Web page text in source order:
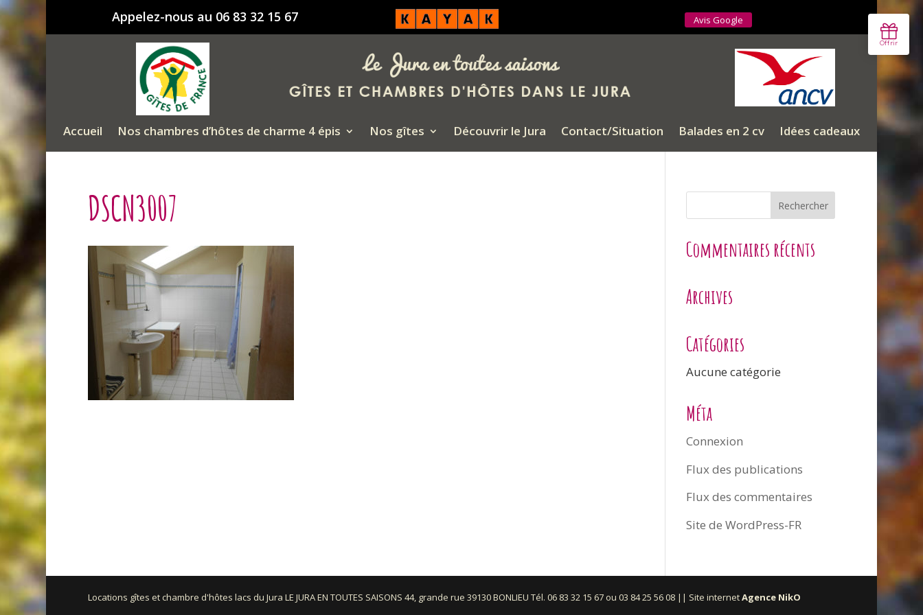
Appelez-nous au 06 83 32 15 67 Avis Google
Accueil Nos chambres d’hôtes de charme 4 épis Nos gîtes Découvrir le Jura Contact/Situation Balades en 2 cv Idées cadeaux
DSCN3007
Commentaires récents
Archives
Catégories
Aucune catégorie
Méta
Connexion
Flux des publications
Flux des commentaires
Site de WordPress-FR
Locations gîtes et chambre d'hôtes lacs du Jura LE JURA EN TOUTES SAISONS 44, grande rue 39130 BONLIEU Tél. 06 83 32 15 67 ou 03 84 25 56 08 || Site internetAgence NikO